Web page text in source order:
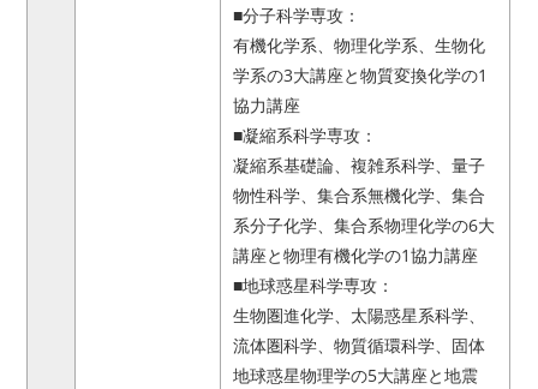
■分子科学専攻：
有機化学系、物理化学系、生物化
学系の3大講座と物質変換化学の1
協力講座
■凝縮系科学専攻：
凝縮系基礎論、複雑系科学、量子
物性科学、集合系無機化学、集合
系分子化学、集合系物理化学の6大
講座と物理有機化学の1協力講座
■地球惑星科学専攻：
生物圏進化学、太陽惑星系科学、
流体圏科学、物質循環科学、固体
地球惑星物理学の5大講座と地震